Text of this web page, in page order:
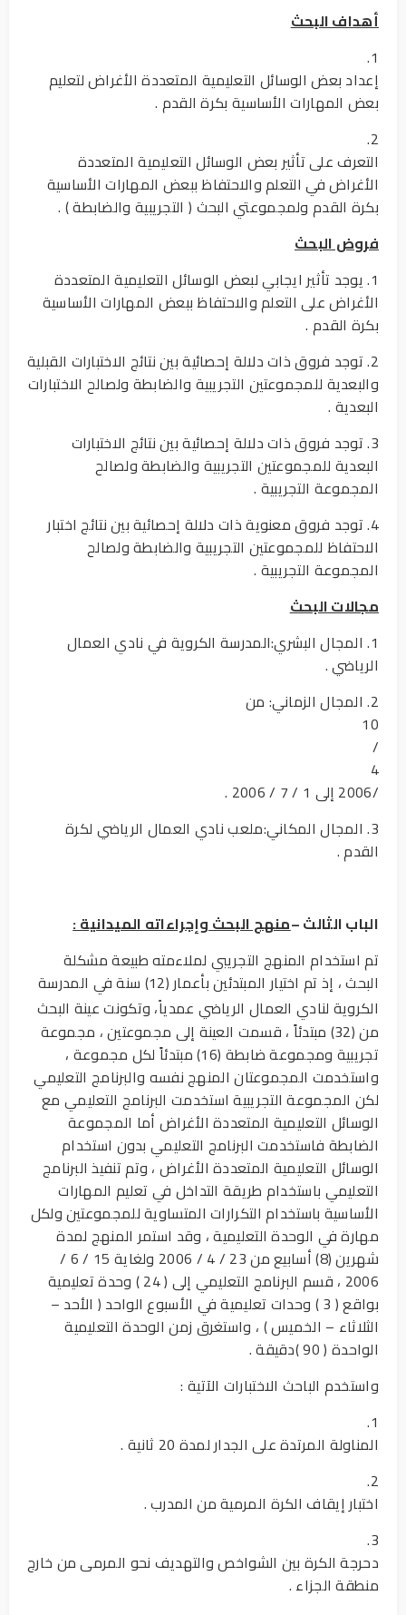
أهداف البحث
1.
إعداد بعض الوسائل التعليمية المتعددة الأغراض لتعليم
بعض المهارات الأساسية بكرة القدم .
2.
التعرف على تأثير بعض الوسائل التعليمية المتعددة
الأغراض في التعلم والاحتفاظ ببعض المهارات الأساسية
بكرة القدم ولمجموعتي البحث ( التجريبية والضابطة ) .
فروض البحث
1. يوجد تأثير ايجابي لبعض الوسائل التعليمية المتعددة
الأغراض على التعلم والاحتفاظ ببعض المهارات الأساسية
بكرة القدم .
2. توجد فروق ذات دلالة إحصائية بين نتائج الاختبارات القبلية
والبعدية للمجموعتين التجريبية والضابطة ولصالح الاختبارات
البعدية .
3. توجد فروق ذات دلالة إحصائية بين نتائج الاختبارات
البعدية للمجموعتين التجريبية والضابطة ولصالح
المجموعة التجريبية .
4. توجد فروق معنوية ذات دلالة إحصائية بين نتائج اختبار
الاحتفاظ للمجموعتين التجريبية والضابطة ولصالح
المجموعة التجريبية .
مجالات البحث
1. المجال البشري:المدرسة الكروية في نادي العمال
الرياضي .
2. المجال الزماني: من
10
/
4
/2006 إلى 1 / 7 / 2006 .
3. المجال المكاني:ملعب نادي العمال الرياضي لكرة
القدم .
الباب الثالث –منهج البحث وإجراءاته الميدانية :
تم استخدام المنهج التجريبي لملاءمته طبيعة مشكلة
البحث ، إذ تم اختيار المبتدئين بأعمار (12) سنة في المدرسة
الكروية لنادي العمال الرياضي عمديا، وتكونت عينة البحث
من (32) مبتدئاً ، قسمت العينة إلى مجموعتين ، مجموعة
تجريبية ومجموعة ضابطة (16) مبتدئاً لكل مجموعة ،
واستخدمت المجموعتان المنهج نفسه والبرنامج التعليمي
لكن المجموعة التجريبية استخدمت البرنامج التعليمي مع
الوسائل التعليمية المتعددة الأغراض أما المجموعة
الضابطة فاستخدمت البرنامج التعليمي بدون استخدام
الوسائل التعليمية المتعددة الأغراض ، وتم تنفيذ البرنامج
التعليمي باستخدام طريقة التداخل في تعليم المهارات
الأساسية باستخدام التكرارات المتساوية للمجموعتين ولكل
مهارة في الوحدة التعليمية ، وقد استمر المنهج لمدة
شهرين (8) أسابيع من 23 / 4 / 2006 ولغاية 15 / 6 /
2006 ، قسم البرنامج التعليمي إلى ( 24 ) وحدة تعليمية
بواقع ( 3 ) وحدات تعليمية في الأسبوع الواحد ( الأحد –
الثلاثاء – الخميس ) ، واستغرق زمن الوحدة التعليمية
الواحدة ( 90 )دقيقة .
واستخدم الباحث الاختبارات الآتية :
1.
المناولة المرتدة على الجدار لمدة 20 ثانية .
2.
اختبار إيقاف الكرة المرمية من المدرب .
3.
دحرجة الكرة بين الشواخص والتهديف نحو المرمى من خارج
منطقة الجزاء .